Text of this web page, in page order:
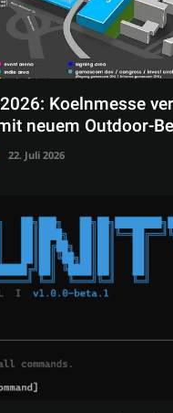
Koelnmesse
neuem Outdoor-
22. Juli 2026